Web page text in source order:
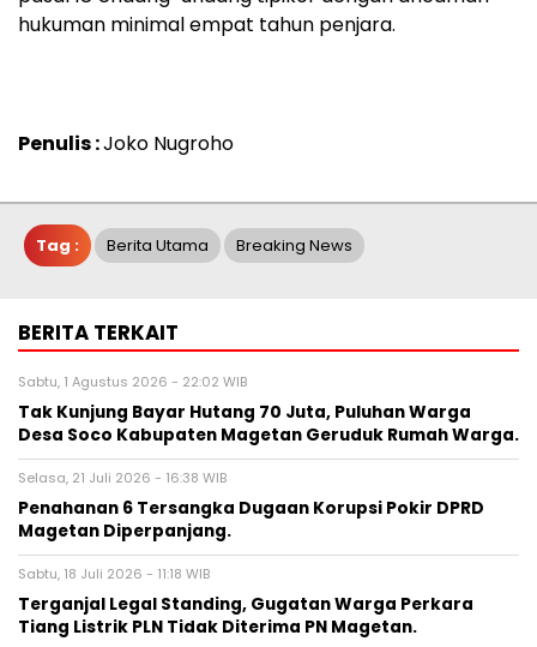
hukuman minimal empat tahun penjara.
Penulis :Joko Nugroho
Tag : Berita Utama Breaking News
BERITA TERKAIT
Sabtu, 1 Agustus 2026 - 22:02 WIB
Tak Kunjung Bayar Hutang 70 Juta, Puluhan Warga
Desa Soco Kabupaten Magetan Geruduk Rumah Warga.
Selasa, 21 Juli 2026 - 16:38 WIB
Penahanan 6 Tersangka Dugaan Korupsi Pokir DPRD
Magetan Diperpanjang.
Sabtu, 18 Juli 2026 - 11:18 WIB
Terganjal Legal Standing, Gugatan Warga Perkara
Tiang Listrik PLN Tidak Diterima PN Magetan.